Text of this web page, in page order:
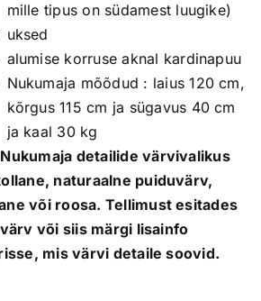
mille tipus on südamest luugike)
uksed
alumise korruse aknal kardinapuu
Nukumaja mõõdud : laius 120 cm,
kõrgus 115 cm ja sügavus 40 cm
ja kaal 30 kg
Nukumaja detailide värvivalikus
naturaalne puiduvärv,
või roosa. Tellimust esitades
või siis märgi lisainfo
mis värvi detaile soovid.